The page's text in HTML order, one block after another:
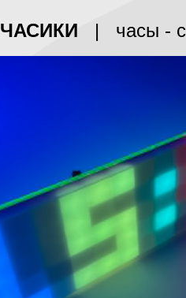
ЧАСИКИ | часы -